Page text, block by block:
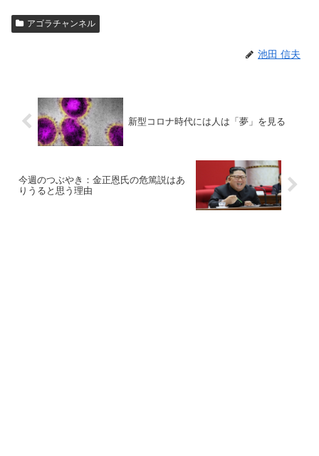
アゴラチャンネル
池田 信夫
新型コロナ時代には人は「夢」を見る
今週のつぶやき：金正恩氏の危篤説はあ
りうると思う理由